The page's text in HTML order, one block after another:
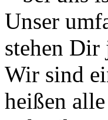
Unser
stehen Dir
Wir sind
heißen